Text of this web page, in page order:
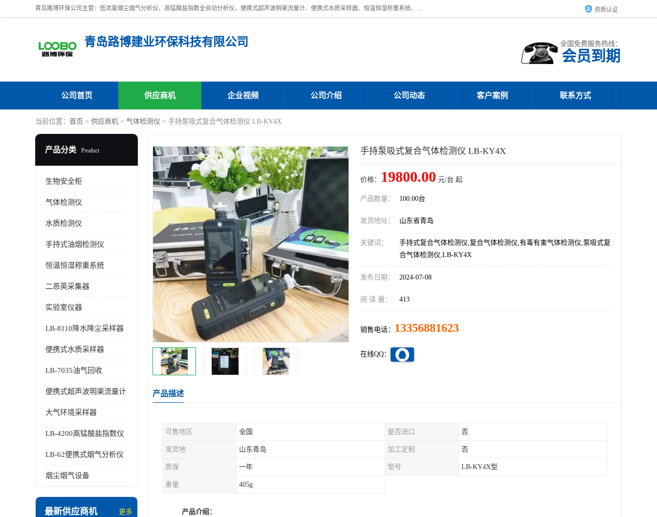
青岛路博环保公司主营：低浓度烟尘烟气分析仪、高锰酸盐指数全自动分析仪、便携式超声波明渠流量计、便携式水质采样器、恒温恒湿称重系统、手持式油烟检测仪等;是一家集环保科研、设计、生产、维护、销售和系统集成为一体的综合性高科技企业。路博人秉承"科学技术是第一生产力的重要理念，倡导环境友好型的生产、生活和消费方式。 资质认证
青岛路博建业环保科技有限公司 全国免费服务热线：
会员到期
公司首页 供应商机 企业视频 公司介绍 公司动态 客户案例 联系方式
当前位置： 首页 > 供应商机 > 气体检测仪 > 手持泵吸式复合气体检测仪 LB-KY4X
产品分类 Product
生物安全柜
气体检测仪
水质检测仪
手持式油烟检测仪
恒温恒湿称重系统
二恶英采集器
实验室仪器
LB-8110降水降尘采样器
便携式水质采样器
LB-7035油气回收
便携式超声波明渠流量计
大气环境采样器
LB-4200高锰酸盐指数仪
LB-62便携式烟气分析仪
烟尘烟气设备
最新供应商机 更多
手持泵吸式复合气体检测仪 LB-KY4X
价格： 19800.00 元/台 起
产品数量： 100.00台
发货地址： 山东省青岛
关键词：
手持式复合气体检测仪,复合气体检测仪,有毒有害气体检测仪,泵吸式复
合气体检测仪,LB-KY4X
发布日期： 2024-07-08
阅 读 量： 413
销售电话： 13356881623
在线QQ：
产品描述
可售地区 全国 是否进口 否
发货地 山东青岛 加工定制 否
质保 一年 型号 LB-KY4X型
重量 405g
产品介绍：